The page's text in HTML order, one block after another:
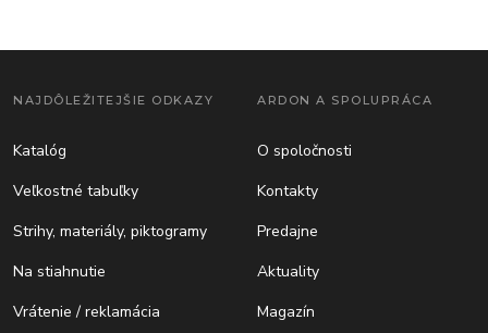
NAJDÔLEŽITEJŠIE ODKAZY
Katalóg
Veľkostné tabuľky
Strihy, materiály, piktogramy
Na stiahnutie
Vrátenie / reklamácia
ARDON A SPOLUPRÁCA
O spoločnosti
Kontakty
Predajne
Aktuality
Magazín